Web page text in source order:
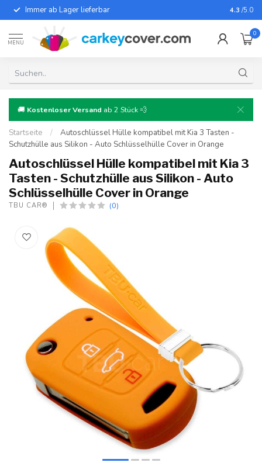
Immer ab Lager lieferbar Für fast
4.3 /5.0
MENU
0
🚚 Kostenloser Versand ab 2 Stück 💨
Startseite /
Autoschlüssel Hülle kompatibel mit Kia 3 Tasten -
Schutzhülle aus Silikon - Auto Schlüsselhülle Cover in Orange
Autoschlüssel Hülle kompatibel mit Kia 3
Tasten - Schutzhülle aus Silikon - Auto
Schlüsselhülle Cover in Orange
TBU CAR® (0)